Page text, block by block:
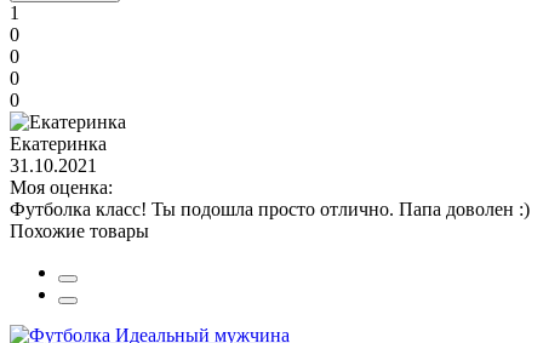
1
0
0
0
0
Екатеринка
31.10.2021
Моя оценка:
Футболка класс! Ты подошла просто отлично. Папа доволен :)
Похожие товары